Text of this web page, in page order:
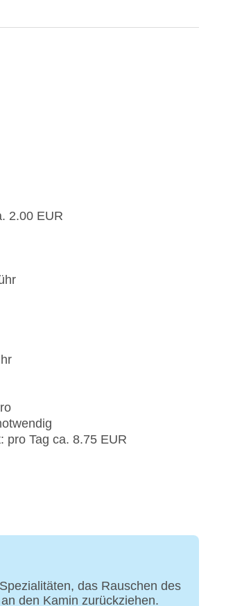
2.00 EUR
pro Tag ca. 8.75 EUR
das Rauschen des
den Kamin zurückziehen.